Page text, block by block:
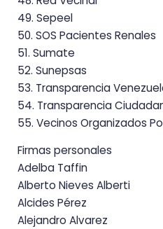
49. Sepeel
50. SOS Pacientes Renales
51. Sumate
52. Sunepsas
53. Transparencia
54. Transparencia
55. Vecinos Organizados
Firmas personales
Adelba Taffin
Alberto Nieves Alberti
Alcides Pérez
Alejandro Alvarez